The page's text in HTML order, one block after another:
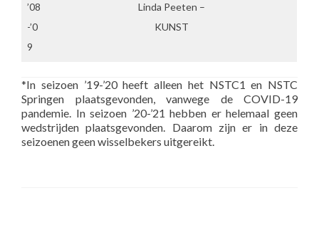
’08
-’0
9
Linda Peeten –
KUNST
*In seizoen ’19-’20 heeft alleen het NSTC1 en NSTC
Springen plaatsgevonden, vanwege de COVID-19
pandemie. In seizoen ’20-’21 hebben er helemaal geen
wedstrijden plaatsgevonden. Daarom zijn er in deze
seizoenen geen wisselbekers uitgereikt.